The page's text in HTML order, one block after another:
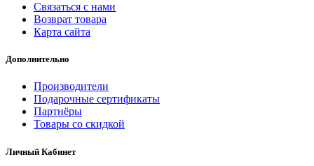
Связаться с нами
Возврат товара
Карта сайта
Дополнительно
Производители
Подарочные сертификаты
Партнёры
Товары со скидкой
Личный Кабинет